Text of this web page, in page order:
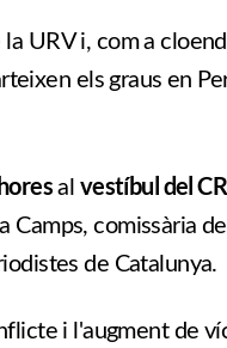
URV i, com a
els graus en
al vestíbul del
comissària
de Catalunya.
i l'augment de